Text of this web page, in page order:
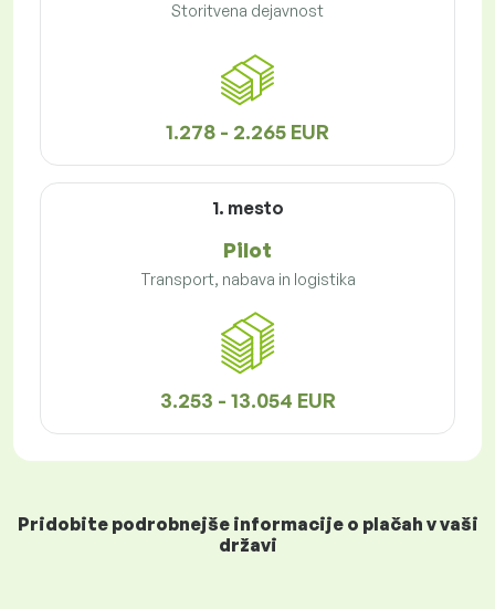
Storitvena dejavnost
1.278 - 2.265 EUR
1. mesto
Pilot
Transport, nabava in logistika
3.253 - 13.054 EUR
Pridobite podrobnejše informacije o plačah v vaši
državi